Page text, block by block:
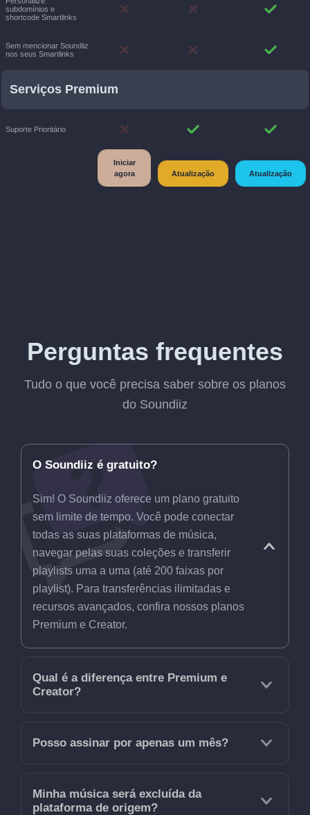
subdomínios e
shortcode Smartlinks
Sem mencionar Soundiiz
nos seus Smartlinks
Serviços Premium
Suporte Prioritário
Iniciar
agora
Atualização Atualização
Perguntas frequentes
Tudo o que você precisa saber sobre os planos
do Soundiiz
O Soundiiz é gratuito?
Sim! O Soundiiz oferece um plano gratuito
sem limite de tempo. Você pode conectar
todas as suas plataformas de música,
navegar pelas suas coleções e transferir
playlists uma a uma (até 200 faixas por
playlist). Para transferências ilimitadas e
recursos avançados, confira nossos planos
Premium e Creator.
Qual é a diferença entre Premium e
Creator?
Posso assinar por apenas um mês?
Minha música será excluída da
plataforma de origem?